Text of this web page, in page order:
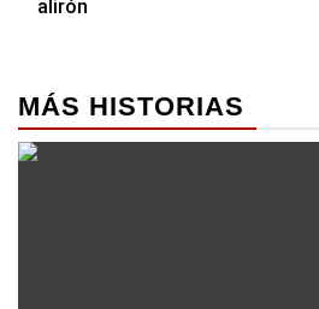
alirón
MÁS HISTORIAS